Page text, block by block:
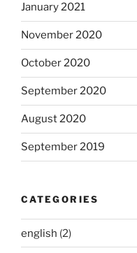
January 2021
November 2020
October 2020
September 2020
August 2020
September 2019
CATEGORIES
english (2)